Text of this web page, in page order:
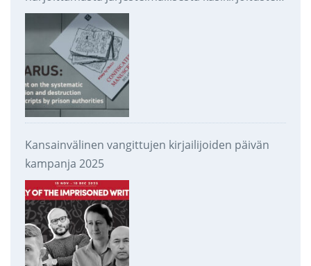
takavarikoinnista ja tuhoamisesta
Kansainvälinen vangittujen kirjailijoiden päivän
kampanja 2025